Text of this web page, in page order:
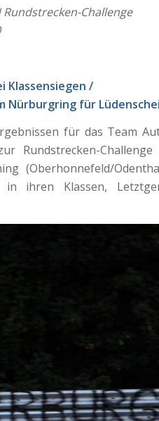
Rundstrecken-Challenge
Klassensiegen /
Nürburgring für
für das Team
Rundstrecken-
(Oberhonnefeld/
in ihren Klassen,